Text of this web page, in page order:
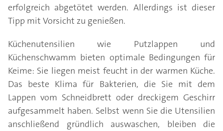
erfolgreich abgetötet werden. Allerdings ist dieser
Tipp mit Vorsicht zu genießen.
Küchenutensilien wie Putzlappen und
Küchenschwamm bieten optimale Bedingungen für
Keime: Sie liegen meist feucht in der warmen Küche.
Das beste Klima für Bakterien, die Sie mit dem
Lappen vom Schneidbrett oder dreckigem Geschirr
aufgesammelt haben. Selbst wenn Sie die Utensilien
anschließend gründlich auswaschen, bleiben die